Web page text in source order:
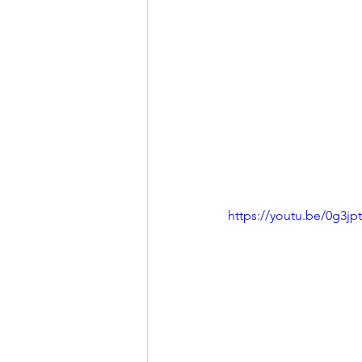
https://youtu.be/